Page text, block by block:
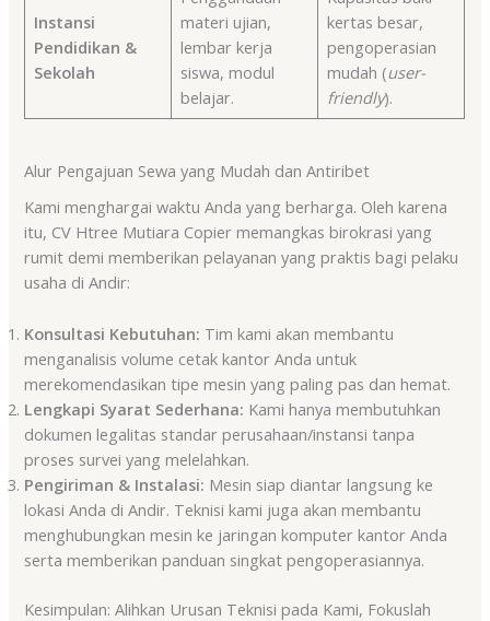
Instansi
Pendidikan &
Sekolah
materi ujian,
lembar kerja
siswa, modul
belajar.
kertas besar,
pengoperasian
mudah (user-
friendly).
Alur Pengajuan Sewa yang Mudah dan Antiribet
Kami menghargai waktu Anda yang berharga. Oleh karena
itu, CV Htree Mutiara Copier memangkas birokrasi yang
rumit demi memberikan pelayanan yang praktis bagi pelaku
usaha di Andir:
Konsultasi Kebutuhan: Tim kami akan membantu
menganalisis volume cetak kantor Anda untuk
merekomendasikan tipe mesin yang paling pas dan hemat.
Lengkapi Syarat Sederhana: Kami hanya membutuhkan
dokumen legalitas standar perusahaan/instansi tanpa
proses survei yang melelahkan.
Pengiriman & Instalasi: Mesin siap diantar langsung ke
lokasi Anda di Andir. Teknisi kami juga akan membantu
menghubungkan mesin ke jaringan komputer kantor Anda
serta memberikan panduan singkat pengoperasiannya.
Kesimpulan: Alihkan Urusan Teknisi pada Kami, Fokuslah